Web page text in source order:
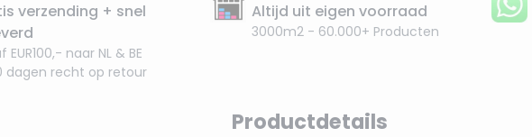
verzending + snel
EUR100,- naar NL & BE
dagen recht op retour
Altijd uit eigen voorraad
3000m2 - 60.000+ Producten
Productdetails